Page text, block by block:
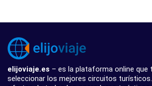
elijoviaje.es – es la plataforma online que
seleccionar los mejores circuitos